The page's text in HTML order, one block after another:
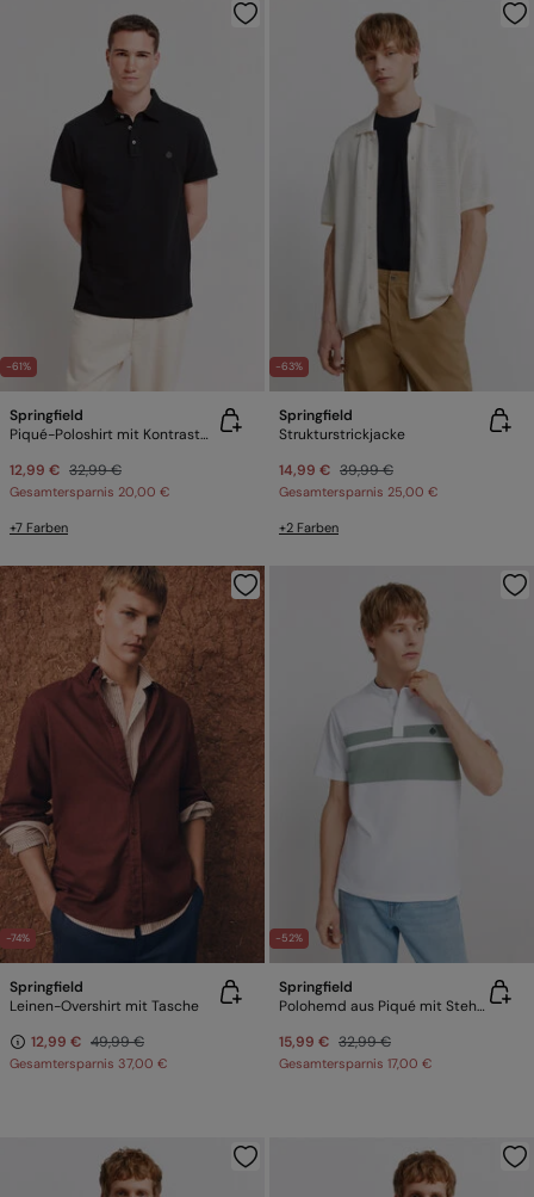
-61%
Springfield
Piqué-Poloshirt mit Kontrastbündchen Slim Fit
12,99 € 32,99 €
Gesamtersparnis 20,00 €
+7 Farben
-63%
Springfield
Strukturstrickjacke
14,99 € 39,99 €
Gesamtersparnis 25,00 €
+2 Farben
-74%
Springfield
Leinen-Overshirt mit Tasche
12,99 € 49,99 €
Gesamtersparnis 37,00 €
-52%
Springfield
Polohemd aus Piqué mit Stehkragen und Farbblock-Design, Slim Fit
15,99 € 32,99 €
Gesamtersparnis 17,00 €